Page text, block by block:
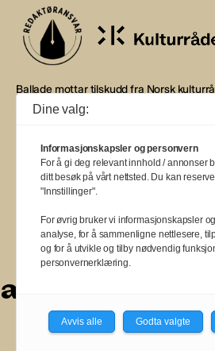
Ballade mottar tilskudd fra Norsk
støtte fra eierne NOPA, Norsk
Musikkforleggerne. Ballade drives etter
BALLADE — NORGES
a
a
aa
Dine valg:
Informasjonskapsler og personvern
For å gi deg relevant innhold / annonser
ditt besøk på vårt nettsted. Du kan
"Innstillinger".
For øvrig bruker vi informasjonskapsler
analyse, for å sammenligne nettlesere,
og for å utvikle og tilby nødvendig
personvernerklæring.
Avvis alle Godta valgte